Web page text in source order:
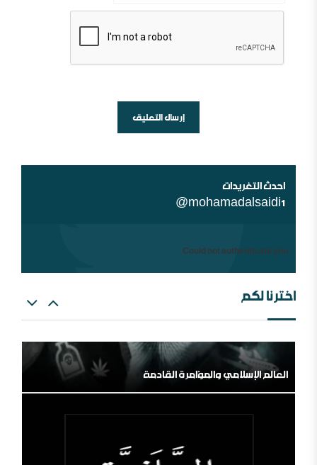
احدث التغريدات
@mohamadalsaidi1
Could not authenticate you.
اخترنا لكم
سابقة
العالم الإسلامي والمؤامرة القادمة